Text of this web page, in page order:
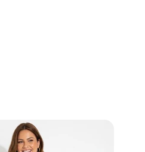
Calça Flare Marinho Plus Size